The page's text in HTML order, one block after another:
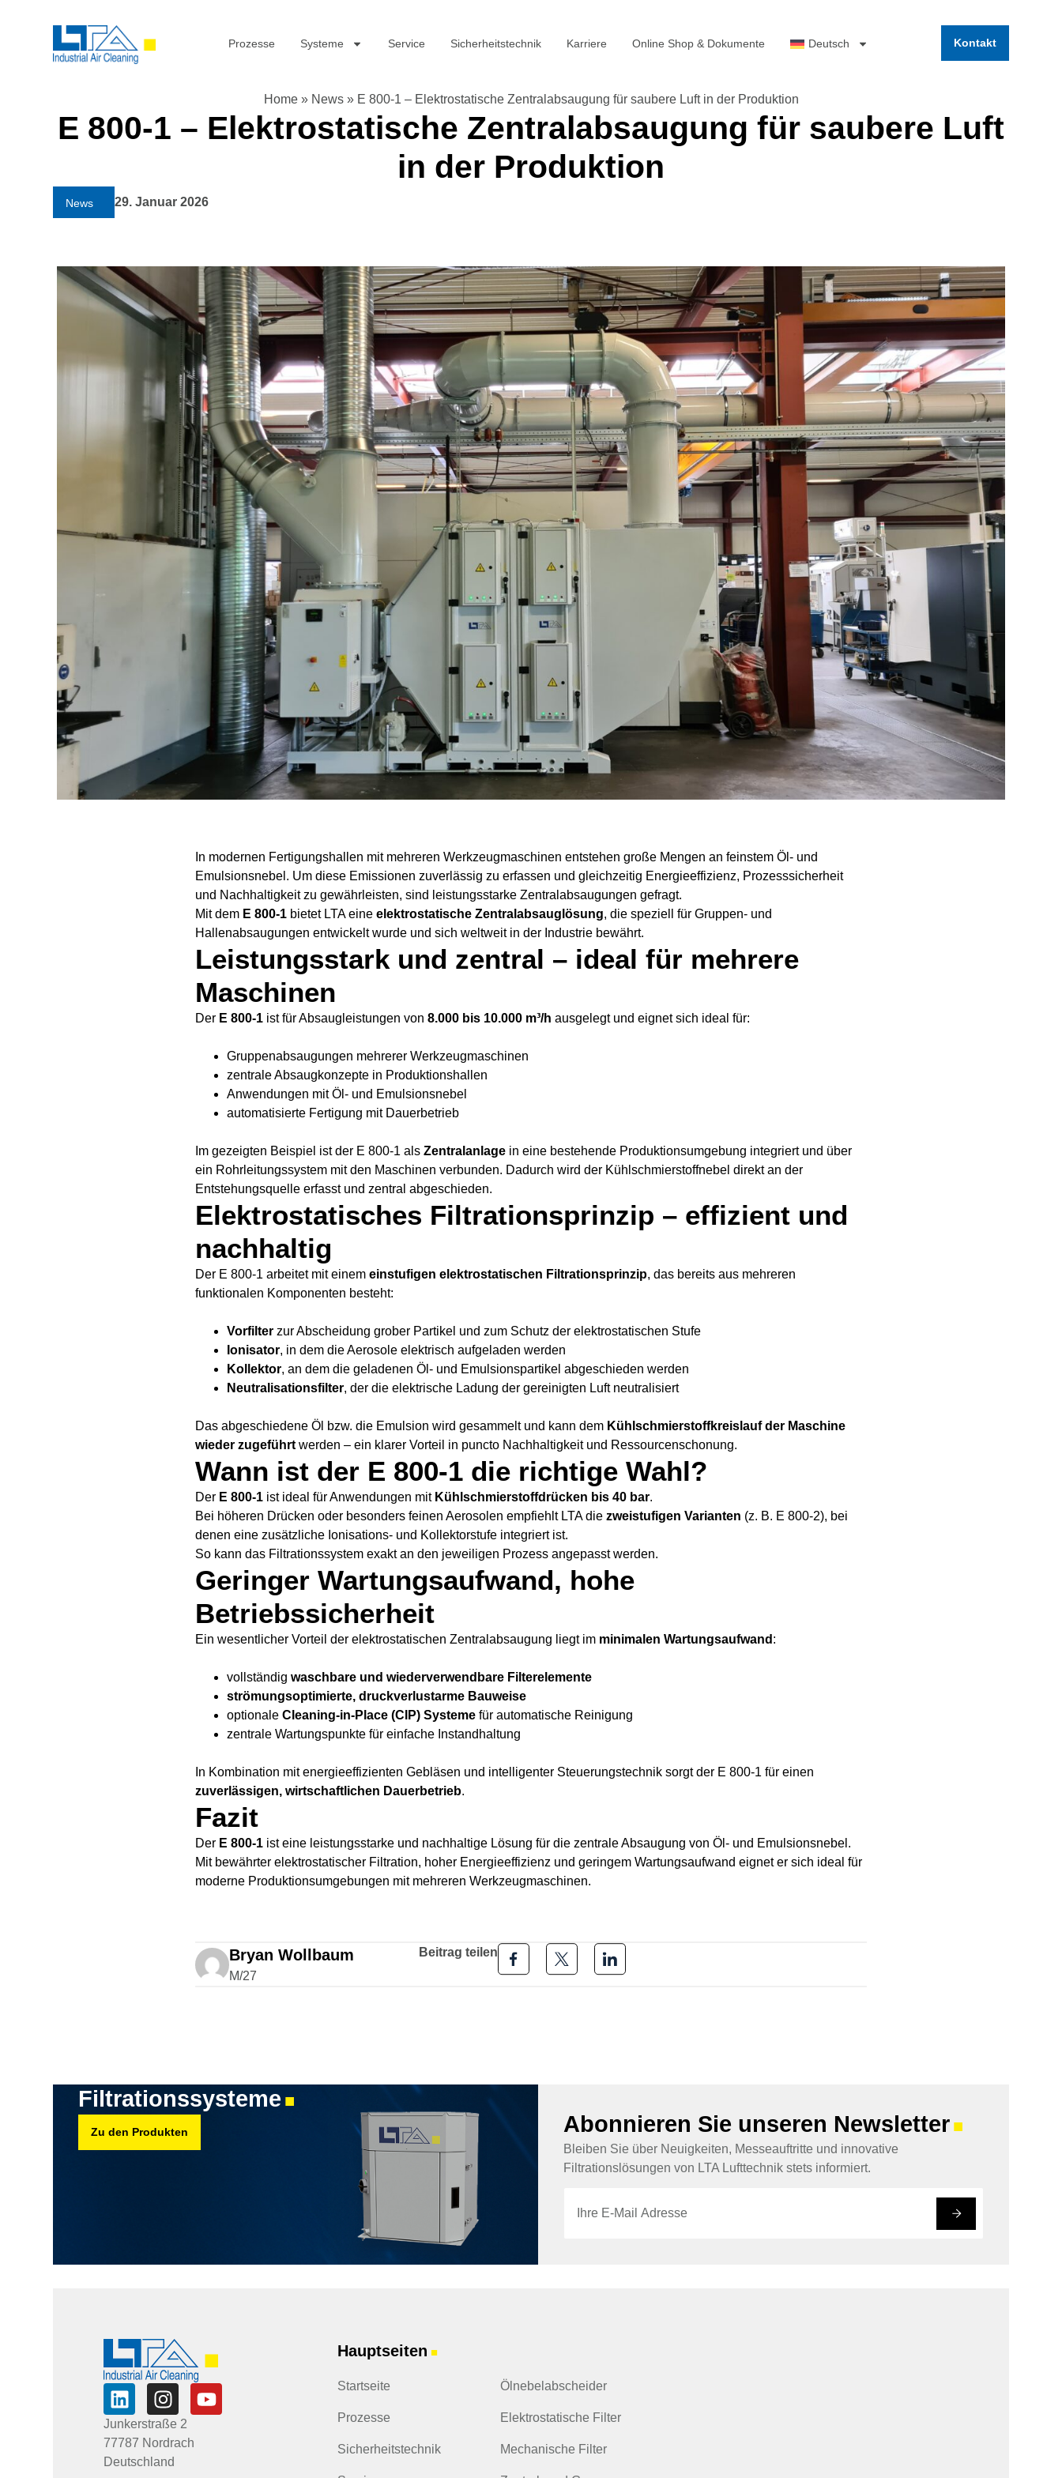
Prozesse Systeme Service Sicherheitstechnik Karriere Online Shop & Dokumente Deutsch Kontakt
Home» News» E 800-1 – Elektrostatische Zentralabsaugung für saubere Luft in der Produktion
E 800-1 – Elektrostatische Zentralabsaugung für saubere Luft
in der Produktion
News 29. Januar 2026
In modernen Fertigungshallen mit mehreren Werkzeugmaschinen entstehen große Mengen an feinstem Öl- und
Emulsionsnebel. Um diese Emissionen zuverlässig zu erfassen und gleichzeitig Energieeffizienz, Prozesssicherheit
und Nachhaltigkeit zu gewährleisten, sind leistungsstarke Zentralabsaugungen gefragt.
Mit dem E 800-1 bietet LTA eine elektrostatische Zentralabsauglösung, die speziell für Gruppen- und
Hallenabsaugungen entwickelt wurde und sich weltweit in der Industrie bewährt.
Leistungsstark und zentral – ideal für mehrere
Maschinen
Der E 800-1 ist für Absaugleistungen von 8.000 bis 10.000 m³/h ausgelegt und eignet sich ideal für:
Gruppenabsaugungen mehrerer Werkzeugmaschinen
zentrale Absaugkonzepte in Produktionshallen
Anwendungen mit Öl- und Emulsionsnebel
automatisierte Fertigung mit Dauerbetrieb
Im gezeigten Beispiel ist der E 800-1 als Zentralanlage in eine bestehende Produktionsumgebung integriert und über
ein Rohrleitungssystem mit den Maschinen verbunden. Dadurch wird der Kühlschmierstoffnebel direkt an der
Entstehungsquelle erfasst und zentral abgeschieden.
Elektrostatisches Filtrationsprinzip – effizient und
nachhaltig
Der E 800-1 arbeitet mit einem einstufigen elektrostatischen Filtrationsprinzip, das bereits aus mehreren
funktionalen Komponenten besteht:
Vorfilter zur Abscheidung grober Partikel und zum Schutz der elektrostatischen Stufe
Ionisator, in dem die Aerosole elektrisch aufgeladen werden
Kollektor, an dem die geladenen Öl- und Emulsionspartikel abgeschieden werden
Neutralisationsfilter, der die elektrische Ladung der gereinigten Luft neutralisiert
Das abgeschiedene Öl bzw. die Emulsion wird gesammelt und kann dem Kühlschmierstoffkreislauf der Maschine
wieder zugeführtwerden – ein klarer Vorteil in puncto Nachhaltigkeit und Ressourcenschonung.
Wann ist der E 800-1 die richtige Wahl?
Der E 800-1 ist ideal für Anwendungen mit Kühlschmierstoffdrücken bis 40 bar.
Bei höheren Drücken oder besonders feinen Aerosolen empfiehlt LTA die zweistufigen Varianten (z. B. E 800-2), bei
denen eine zusätzliche Ionisations- und Kollektorstufe integriert ist.
So kann das Filtrationssystem exakt an den jeweiligen Prozess angepasst werden.
Geringer Wartungsaufwand, hohe
Betriebssicherheit
Ein wesentlicher Vorteil der elektrostatischen Zentralabsaugung liegt im minimalen Wartungsaufwand :
vollständig waschbare und wiederverwendbare Filterelemente
strömungsoptimierte, druckverlustarme Bauweise
optionale Cleaning-in-Place (CIP) Systeme für automatische Reinigung
zentrale Wartungspunkte für einfache Instandhaltung
In Kombination mit energieeffizienten Gebläsen und intelligenter Steuerungstechnik sorgt der E 800-1 für einen
zuverlässigen, wirtschaftlichen Dauerbetrieb.
Fazit
Der E 800-1 ist eine leistungsstarke und nachhaltige Lösung für die zentrale Absaugung von Öl- und Emulsionsnebel.
Mit bewährter elektrostatischer Filtration, hoher Energieeffizienz und geringem Wartungsaufwand eignet er sich ideal für
moderne Produktionsumgebungen mit mehreren Werkzeugmaschinen.
Bryan Wollbaum
M/27
Beitrag teilen
Filtrationssysteme ■
Zu den Produkten Abonnieren Sie unseren Newsletter ■
Bleiben Sie über Neuigkeiten, Messeauftritte und innovative
Filtrationslösungen von LTA Lufttechnik stets informiert.
M
l
#
Junkerstraße 2
77787 Nordrach
Deutschland
Hauptseiten ■
Startseite
Prozesse
Sicherheits­technik
Ölnebelabscheider
Elektrostatische Filter
Mechanische Filter